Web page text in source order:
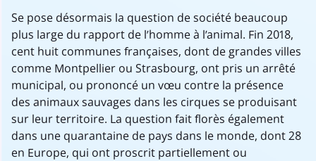
Se pose désormais la question de société beaucoup
plus large du rapport de l’homme à l’animal. Fin 2018,
cent huit communes françaises, dont de grandes villes
comme Montpellier ou Strasbourg, ont pris un arrêté
municipal, ou prononcé un vœu contre la présence
des animaux sauvages dans les cirques se produisant
sur leur territoire. La question fait florès également
dans une quarantaine de pays dans le monde, dont 28
en Europe, qui ont proscrit partiellement ou